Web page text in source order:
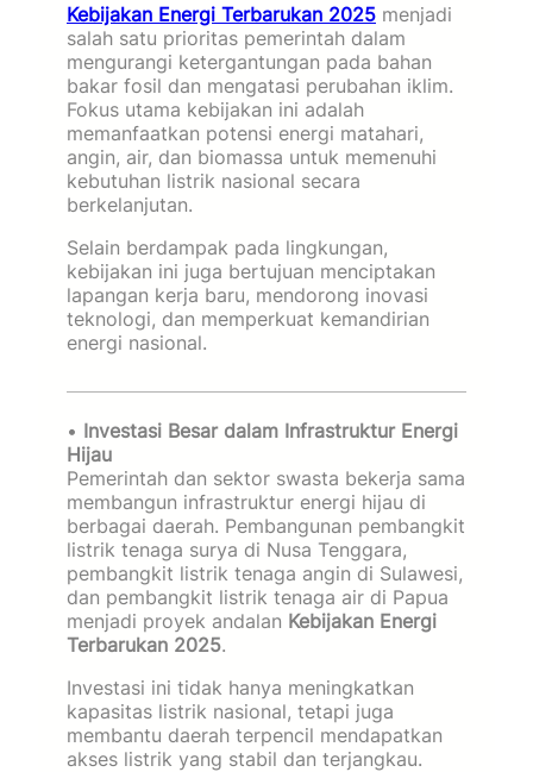
Kebijakan Energi Terbarukan 2025 menjadi
salah satu prioritas pemerintah dalam
mengurangi ketergantungan pada bahan
bakar fosil dan mengatasi perubahan iklim.
Fokus utama kebijakan ini adalah
memanfaatkan potensi energi matahari,
angin, air, dan biomassa untuk memenuhi
kebutuhan listrik nasional secara
berkelanjutan.
Selain berdampak pada lingkungan,
kebijakan ini juga bertujuan menciptakan
lapangan kerja baru, mendorong inovasi
teknologi, dan memperkuat kemandirian
energi nasional.
• Investasi Besar dalam Infrastruktur Energi
Hijau
Pemerintah dan sektor swasta bekerja sama
membangun infrastruktur energi hijau di
berbagai daerah. Pembangunan pembangkit
listrik tenaga surya di Nusa Tenggara,
pembangkit listrik tenaga angin di Sulawesi,
dan pembangkit listrik tenaga air di Papua
menjadi proyek andalan Kebijakan Energi
Terbarukan 2025.
Investasi ini tidak hanya meningkatkan
kapasitas listrik nasional, tetapi juga
membantu daerah terpencil mendapatkan
akses listrik yang stabil dan terjangkau.